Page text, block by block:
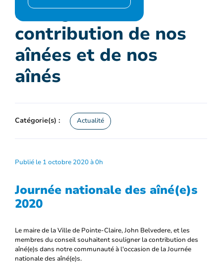
Soulignons la
contribution de nos
aînées et de nos
aînés
Catégorie(s) : Actualité
Publié le 1 octobre 2020 à 0h
Journée nationale des aîné(e)s
2020
Le maire de la Ville de Pointe-Claire, John Belvedere, et les
membres du conseil souhaitent souligner la contribution des
aîné(e)s dans notre communauté à l'occasion de la Journée
nationale des aîné(e)s.